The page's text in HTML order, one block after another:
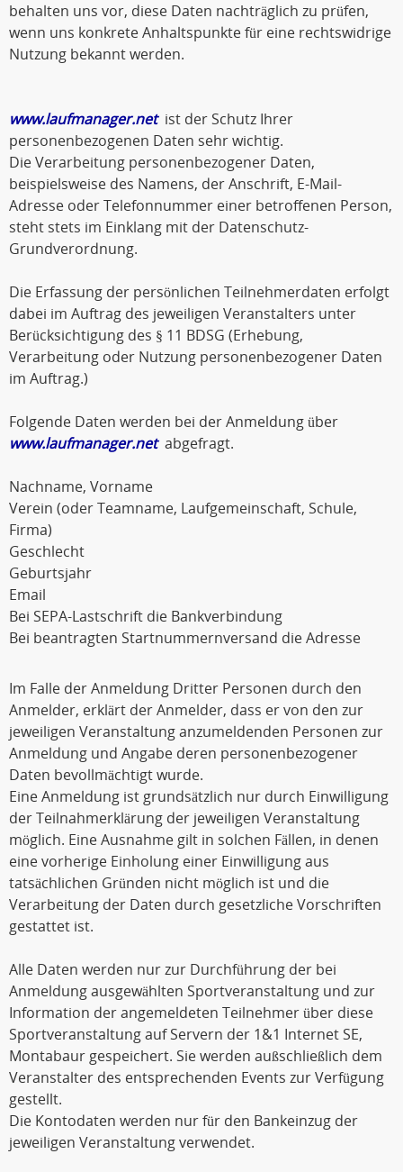
behalten uns vor, diese Daten nachträglich zu prüfen,
wenn uns konkrete Anhaltspunkte für eine rechtswidrige
Nutzung bekannt werden.
www.laufmanager.netist der Schutz Ihrer
personenbezogenen Daten sehr wichtig.
Die Verarbeitung personenbezogener Daten,
beispielsweise des Namens, der Anschrift, E-Mail-
Adresse oder Telefonnummer einer betroffenen Person,
steht stets im Einklang mit der Datenschutz-
Grundverordnung.
Die Erfassung der persönlichen Teilnehmerdaten erfolgt
dabei im Auftrag des jeweiligen Veranstalters unter
Berücksichtigung des § 11 BDSG (Erhebung,
Verarbeitung oder Nutzung personenbezogener Daten
im Auftrag.)
Folgende Daten werden bei der Anmeldung über
www.laufmanager.netabgefragt.
Nachname, Vorname
Verein (oder Teamname, Laufgemeinschaft, Schule,
Firma)
Geschlecht
Geburtsjahr
Email
Bei SEPA-Lastschrift die Bankverbindung
Bei beantragten Startnummernversand die Adresse
Im Falle der Anmeldung Dritter Personen durch den
Anmelder, erklärt der Anmelder, dass er von den zur
jeweiligen Veranstaltung anzumeldenden Personen zur
Anmeldung und Angabe deren personenbezogener
Daten bevollmächtigt wurde.
Eine Anmeldung ist grundsätzlich nur durch Einwilligung
der Teilnahmerklärung der jeweiligen Veranstaltung
möglich. Eine Ausnahme gilt in solchen Fällen, in denen
eine vorherige Einholung einer Einwilligung aus
tatsächlichen Gründen nicht möglich ist und die
Verarbeitung der Daten durch gesetzliche Vorschriften
gestattet ist.
Alle Daten werden nur zur Durchführung der bei
Anmeldung ausgewählten Sportveranstaltung und zur
Information der angemeldeten Teilnehmer über diese
Sportveranstaltung auf Servern der 1&1 Internet SE,
Montabaur gespeichert. Sie werden außschließlich dem
Veranstalter des entsprechenden Events zur Verfügung
gestellt.
Die Kontodaten werden nur für den Bankeinzug der
jeweiligen Veranstaltung verwendet.